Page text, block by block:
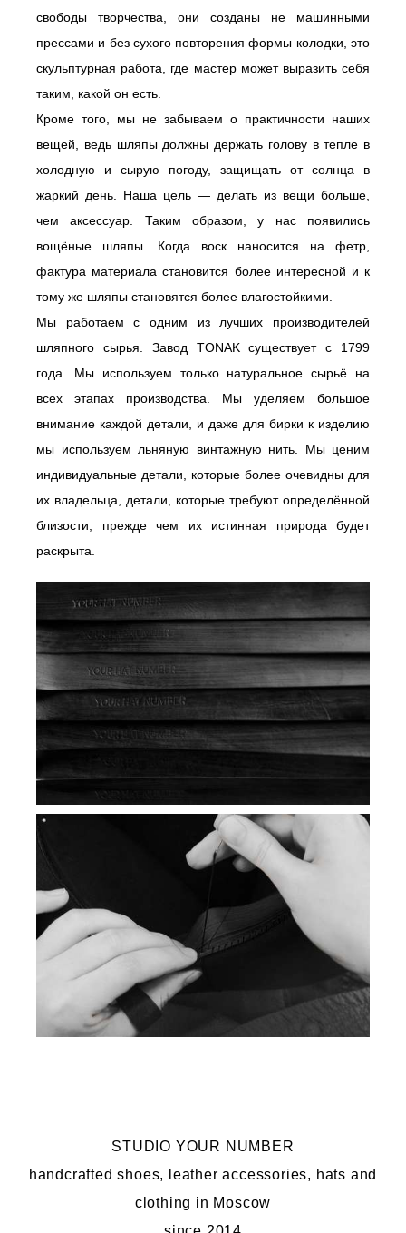
свободы творчества, они созданы не машинными
прессами и без сухого повторения формы колодки, это
скульптурная работа, где мастер может выразить себя
таким, какой он есть.
Кроме того, мы не забываем о практичности наших
вещей, ведь шляпы должны держать голову в тепле в
холодную и сырую погоду, защищать от солнца в
жаркий день. Наша цель — делать из вещи больше,
чем аксессуар. Таким образом, у нас появились
вощёные шляпы. Когда воск наносится на фетр,
фактура материала становится более интересной и к
тому же шляпы становятся более влагостойкими.
Мы работаем с одним из лучших производителей
шляпного сырья. Завод TONAK существует с 1799
года. Мы используем только натуральное сырьё на
всех этапах производства. Мы уделяем большое
внимание каждой детали, и даже для бирки к изделию
мы используем льняную винтажную нить. Мы ценим
индивидуальные детали, которые более очевидны для
их владельца, детали, которые требуют определённой
близости, прежде чем их истинная природа будет
раскрыта.
STUDIO YOUR NUMBER
handcrafted shoes, leather accessories, hats and
clothing in Moscow